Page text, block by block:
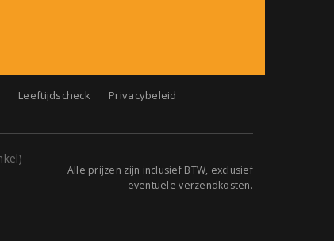
Leeftijdscheck
Privacybeleid
Alle prijzen zijn inclusief BTW, exclusief
eventuele verzendkosten.